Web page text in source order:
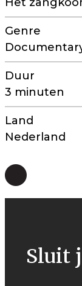
Genre
Duur
3 minuten
Land
Nederland
Sluit